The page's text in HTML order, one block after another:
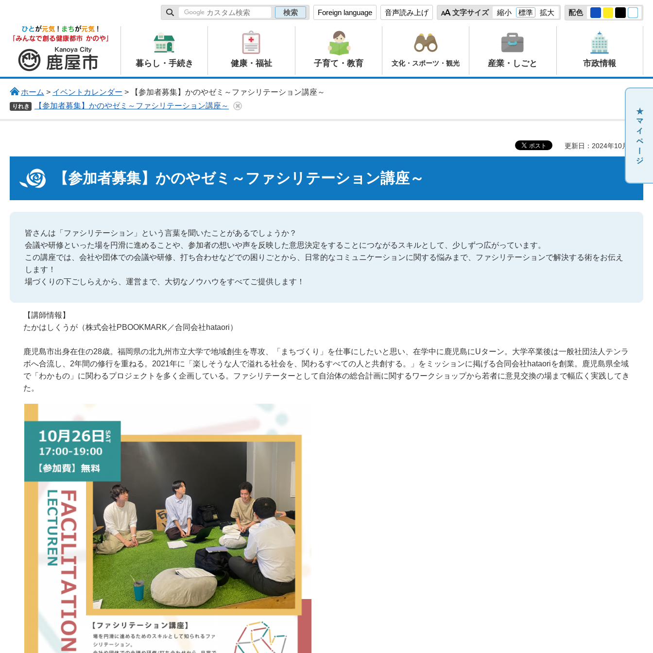
Foreign language 音声読み上げ 文字サイズ 縮小 標準 拡大 配色
鹿屋市
暮らし・手続き 健康・福祉 子育て・教育 文化・スポーツ・観光 産業・しごと 市政情報
ホーム > イベントカレンダー > 【参加者募集】かのやゼミ～ファシリテーション講座～
りれき 【参加者募集】かのやゼミ～ファシリテーション講座～
更新日：2024年10月11日
【参加者募集】かのやゼミ～ファシリテーション講座～
皆さんは「ファシリテーション」という言葉を聞いたことがあるでしょうか？
会議や研修といった場を円滑に進めることや、参加者の想いや声を反映した意思決定をすることにつながるスキルとして、少しずつ広がっています。
この講座では、会社や団体での会議や研修、打ち合わせなどでの困りごとから、日常的なコミュニケーションに関する悩みまで、ファシリテーションで解決する術をお伝え
します！
場づくりの下ごしらえから、運営まで、大切なノウハウをすべてご提供します！
【講師情報】
たかはしくうが（株式会社PBOOKMARK／合同会社hataori）
鹿児島市出身在住の28歳。福岡県の北九州市立大学で地域創生を専攻、「まちづくり」を仕事にしたいと思い、在学中に鹿児島にUターン。大学卒業後は一般社団法人テンラ
ボへ合流し、2年間の修行を重ねる。2021年に「楽しそうな人で溢れる社会を、関わるすべての人と共創する。」をミッションに掲げる合同会社hataoriを創業。鹿児島県全域
で「わかもの」に関わるプロジェクトを多く企画している。ファシリテーターとして自治体の総合計画に関するワークショップから若者に意見交換の場まで幅広く実践してき
た。